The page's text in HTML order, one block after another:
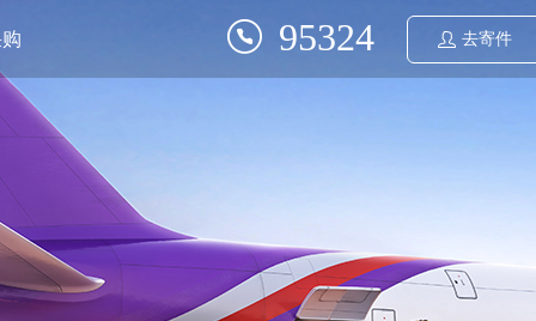
95324 去寄件